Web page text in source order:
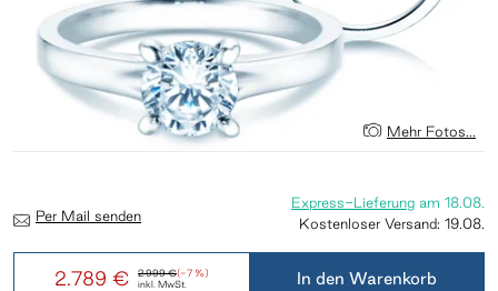
Mehr Fotos...
2.999 €(-7 %)
2.789 € inkl. MwSt.
Express-Lieferung am 18.08.
Kostenloser Versand: 19.08.
Per Mail senden
In den Warenkorb